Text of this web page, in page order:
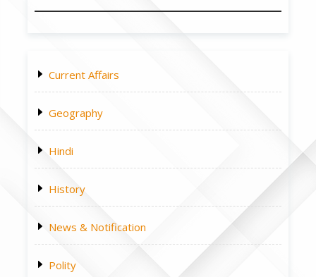
Current Affairs
Geography
Hindi
History
News & Notification
Polity